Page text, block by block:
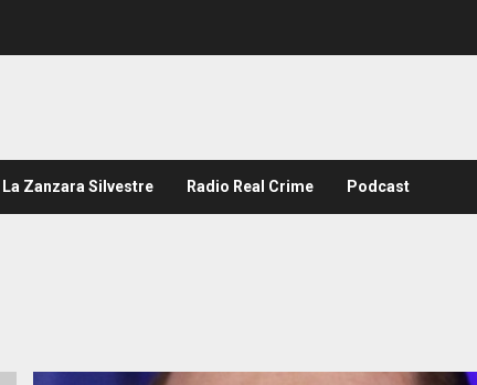
La Zanzara Silvestre Radio Real Crime Podcast